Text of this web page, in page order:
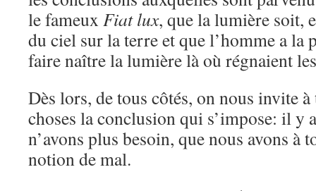
le fameux Fiat lux, que la lumière soit,
du ciel sur la terre et que l’homme a la
faire naître la lumière là où régnaient
Dès lors, de tous côtés, on nous invite
choses la conclusion qui s’impose: il y
n’avons plus besoin, que nous avons à
notion de mal.